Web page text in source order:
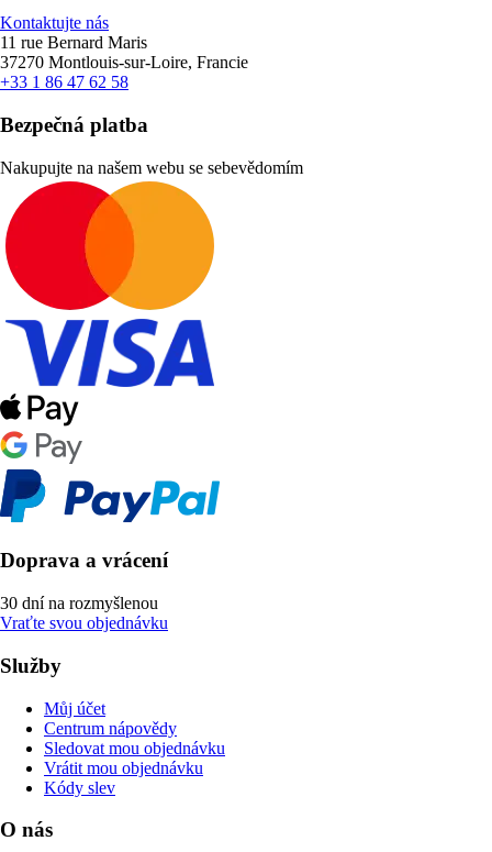
Kontaktujte nás
11 rue Bernard Maris
37270 Montlouis-sur-Loire, Francie
+33 1 86 47 62 58
Bezpečná platba
Nakupujte na našem webu se sebevědomím
Doprava a vrácení
30 dní na rozmyšlenou
Vraťte svou objednávku
Služby
Můj účet
Centrum nápovědy
Sledovat mou objednávku
Vrátit mou objednávku
Kódy slev
O nás